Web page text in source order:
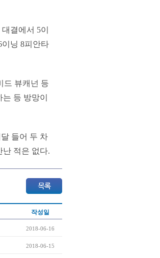
결에서 5이
이닝 8피안타
드 뷰캐넌 등
등 방망이
들어 두 차
난 적은 없다.
작성일
2018-06-16
2018-06-15